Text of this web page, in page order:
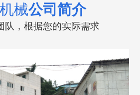
械公司简介
队，根据您的实际需求